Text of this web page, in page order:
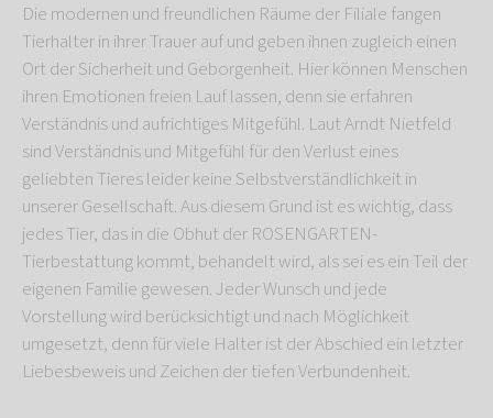
Die modernen und freundlichen Räume der Filiale fangen
Tierhalter in ihrer Trauer auf und geben ihnen zugleich einen
Ort der Sicherheit und Geborgenheit. Hier können Menschen
ihren Emotionen freien Lauf lassen, denn sie erfahren
Verständnis und aufrichtiges Mitgefühl. Laut Arndt Nietfeld
sind Verständnis und Mitgefühl für den Verlust eines
geliebten Tieres leider keine Selbstverständlichkeit in
unserer Gesellschaft. Aus diesem Grund ist es wichtig, dass
jedes Tier, das in die Obhut der ROSENGARTEN-
Tierbestattung kommt, behandelt wird, als sei es ein Teil der
eigenen Familie gewesen. Jeder Wunsch und jede
Vorstellung wird berücksichtigt und nach Möglichkeit
umgesetzt, denn für viele Halter ist der Abschied ein letzter
Liebesbeweis und Zeichen der tiefen Verbundenheit.